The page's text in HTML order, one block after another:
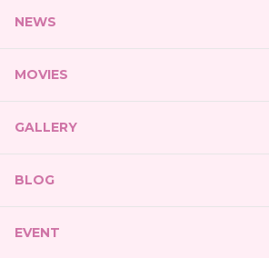
NEWS
MOVIES
GALLERY
BLOG
EVENT